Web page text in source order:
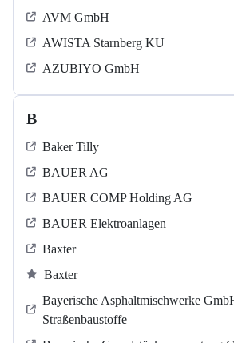
AVM GmbH
AWISTA Starnberg KU
AZUBIYO GmbH
B
Baker Tilly
BAUER AG
BAUER COMP Holding AG
BAUER Elektroanlagen
Baxter
Baxter
Bayerische Asphaltmischwerke
Straßenbaustoffe